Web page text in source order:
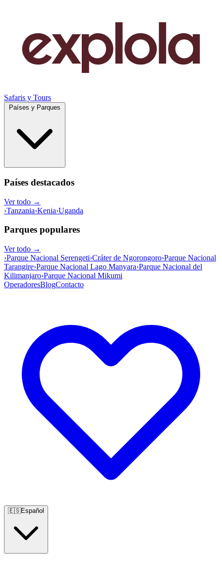
Safaris y Tours
Países destacados
Ver todo →
›Tanzania›Kenia›Uganda
Parques populares
Ver todo →
›Parque Nacional Serengeti›Cráter de Ngorongoro›Parque Nacional
Tarangire›Parque Nacional Lago Manyara›Parque Nacional del
Kilimanjaro›Parque Nacional Mikumi
OperadoresBlogContacto
🇪🇸Español